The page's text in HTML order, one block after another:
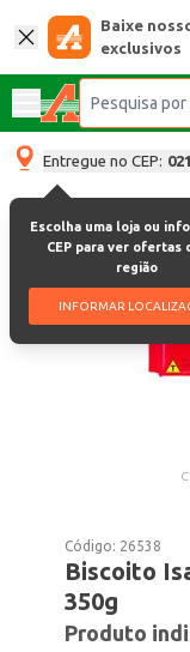
Baixe
exclusivos
Entregue no CEP:
Escolha uma loja ou
CEP para ver ofertas
região
INFORMAR
Código: 26538
Biscoito
350g
Produto